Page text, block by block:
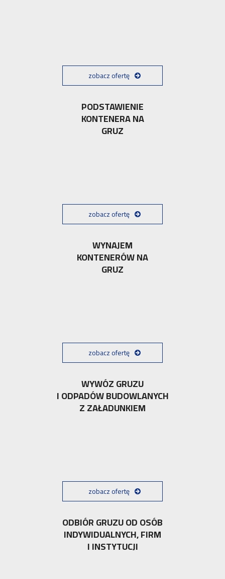
zobacz ofertę
PODSTAWIENIE
KONTENERA NA
GRUZ
zobacz ofertę
WYNAJEM
KONTENERÓW NA
GRUZ
zobacz ofertę
WYWÓZ GRUZU
I ODPADÓW BUDOWLANYCH
Z ZAŁADUNKIEM
zobacz ofertę
ODBIÓR GRUZU OD OSÓB
INDYWIDUALNYCH, FIRM
I INSTYTUCJI